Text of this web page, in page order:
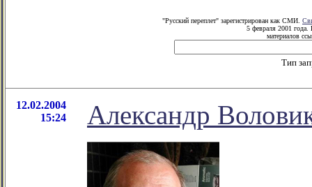
"Русский переплет" зарегистрирован как СМИ.
5 февраля 2001 года.
материалов
Тип
12.02.2004
15:24
Александр